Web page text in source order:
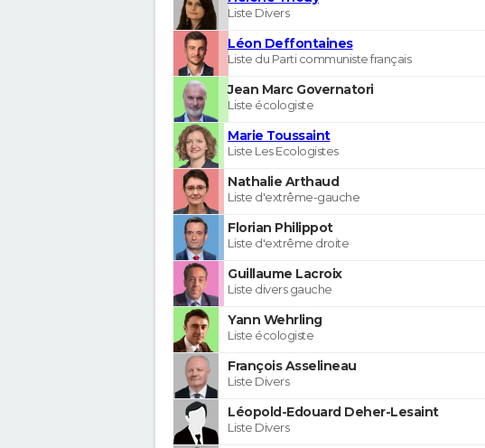
Liste Divers
Léon Deffontaines
Liste du Parti communiste français
Jean Marc Governatori
Liste écologiste
Marie Toussaint
Liste Les Ecologistes
Nathalie Arthaud
Liste d'extrême-gauche
Florian Philippot
Liste d'extrême droite
Guillaume Lacroix
Liste divers gauche
Yann Wehrling
Liste écologiste
François Asselineau
Liste Divers
Léopold-Edouard Deher-Lesaint
Liste Divers